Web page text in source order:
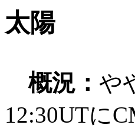
太陽
概況： や
12:30UTに